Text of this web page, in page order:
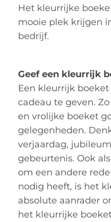
Het kleurrijke
mooie plek krijgen
bedrijf.
Geef een kleurrijk
Een kleurrijk
cadeau te geven.
en vrolijke boeket
gelegenheden.
verjaardag,
gebeurtenis. Ook
om een andere
nodig heeft, is het
absolute aanrader
het kleurrijke